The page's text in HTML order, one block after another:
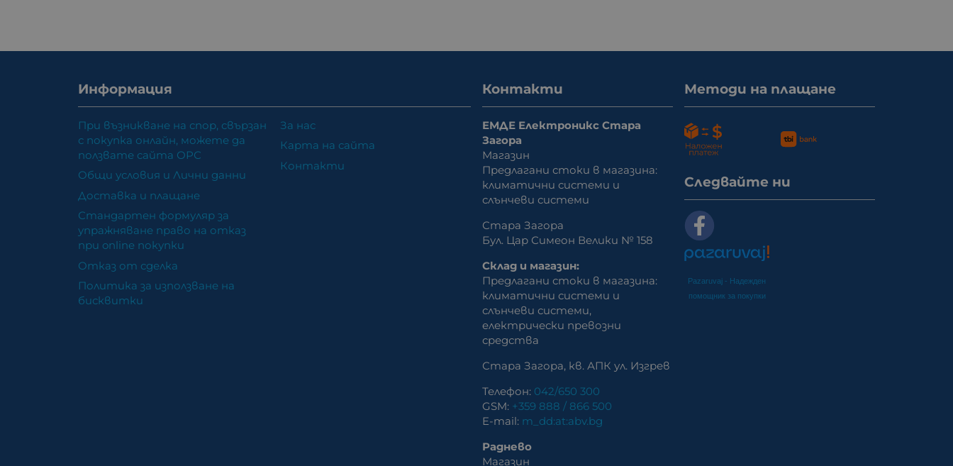
Информация
При възникване на спор, свързан
с покупка онлайн, можете да
ползвате сайта ОРС
Общи условия и Лични данни
Доставка и плащане
Стандартен формуляр за
упражняване право на отказ
при online покупки
Отказ от сделка
Политика за използване на
бисквитки
За нас
Карта на сайта
Контакти
Контакти
ЕМДЕ Електроникс Стара
Загора
Магазин
Предлагани стоки в магазина:
климатични системи и
слънчеви системи
Стара Загора
Бул. Цар Симеон Велики № 158
Склад и магазин:
Предлагани стоки в магазина:
климатични системи и
слънчеви системи,
eлектрически превозни
средства
Стара Загора, кв. АПК ул. Изгрев
Телефон: 042/650 300
GSM: +359 888 / 866 500
E-mail: m_dd:at:abv.bg
Раднево
Магазин
Методи на плащане
Следвайте ни
Pazaruvaj - Надежден
помощник за покупки